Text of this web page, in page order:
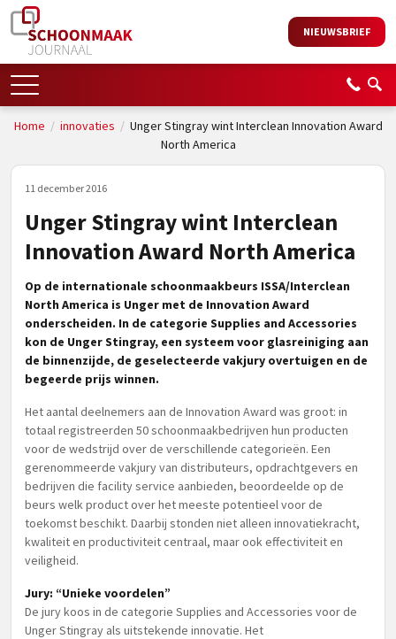
NIEUWSBRIEF
Home / innovaties / Unger Stingray wint Interclean Innovation Award
North America
11 december 2016
Unger Stingray wint Interclean
Innovation Award North America
Op de internationale schoonmaakbeurs ISSA/Interclean
North America is Unger met de Innovation Award
onderscheiden. In de categorie Supplies and Accessories
kon de Unger Stingray, een systeem voor glasreiniging aan
de binnenzijde, de geselecteerde vakjury overtuigen en de
begeerde prijs winnen.
Het aantal deelnemers aan de Innovation Award was groot: in
totaal registreerden 50 schoonmaakbedrijven hun producten
voor de wedstrijd over de verschillende categorieën. Een
gerenommeerde vakjury van distributeurs, opdrachtgevers en
bedrijven die facility service aanbieden, beoordeelde op de
beurs welk product over het meeste potentieel voor de
toekomst beschikt. Daarbij stonden niet alleen innovatiekracht,
kwaliteit en productiviteit centraal, maar ook effectiviteit en
veiligheid.
Jury: “Unieke voordelen”
De jury koos in de categorie Supplies and Accessories voor de
Unger Stingray als uitstekende innovatie. Het